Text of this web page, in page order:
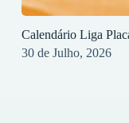
Calendário Liga
30 de Julho, 2026